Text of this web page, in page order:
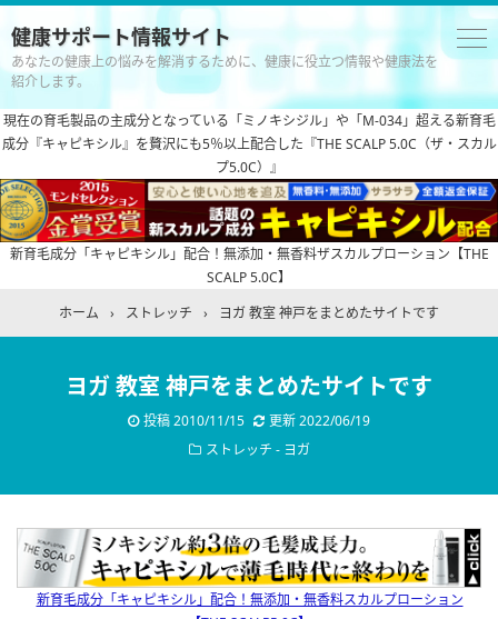
健康サポート情報サイト
あなたの健康上の悩みを解消するために、健康に役立つ情報や健康法を
紹介します。
現在の育毛製品の主成分となっている「ミノキシジル」や「M-034」超える新育毛
成分『キャピキシル』を贅沢にも5％以上配合した『THE SCALP 5.0C（ザ・スカル
プ5.0C）』
新育毛成分「キャピキシル」配合！無添加・無香料ザスカルプローション【THE
SCALP 5.0C】
ホーム
› ストレッチ › ヨガ 教室 神戸をまとめたサイトです
ヨガ 教室 神戸をまとめたサイトです
投稿2010/11/15 更新2022/06/19
ストレッチ - ヨガ
新育毛成分「キャピキシル」配合！無添加・無香料スカルプローション